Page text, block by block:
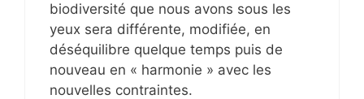
biodiversité que nous avons sous les
yeux sera différente, modifiée, en
déséquilibre quelque temps puis de
nouveau en « harmonie » avec les
nouvelles contraintes.